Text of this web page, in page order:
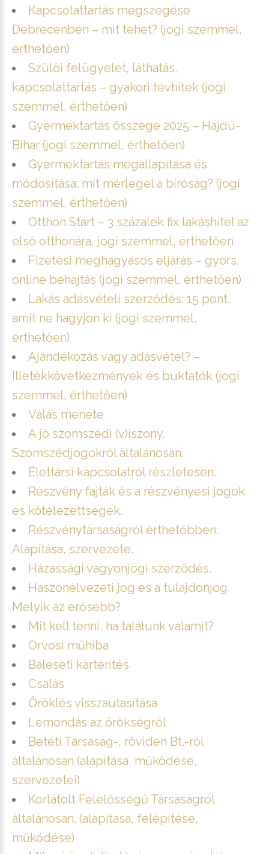
Kapcsolattartás megszegése
Debrecenben – mit tehet? (jogi szemmel,
érthetően)
Szülői felügyelet, láthatás,
kapcsolattartás – gyakori tévhitek (jogi
szemmel, érthetően)
Gyermektartás összege 2025 – Hajdú-
Bihar (jogi szemmel, érthetően)
Gyermektartás megállapítása és
módosítása: mit mérlegel a bíróság? (jogi
szemmel, érthetően)
Otthon Start – 3 százalék fix lakáshitel az
első otthonára, jogi szemmel, érthetően
Fizetési meghagyásos eljárás – gyors,
online behajtás (jogi szemmel, érthetően)
Lakás adásvételi szerződés: 15 pont,
amit ne hagyjon ki (jogi szemmel,
érthetően)
Ajándékozás vagy adásvétel? –
Illetékkövetkezmények és buktatók (jogi
szemmel, érthetően)
Válás menete
A jó szomszédi (v)iszony.
Szomszédjogokról általánosan.
Élettársi kapcsolatról részletesen.
Részvény fajták és a részvényesi jogok
és kötelezettségek.
Részvénytársaságról érthetőbben.
Alapítása, szervezete.
Házassági vagyonjogi szerződés.
Haszonélvezeti jog és a tulajdonjog.
Melyik az erősebb?
Mit kell tenni, ha találunk valamit?
Orvosi műhiba
Baleseti kártérítés
Csalás
Öröklés visszautasítása
Lemondás az örökségről
Betéti Társaság-, röviden Bt.-ről
általánosan (alapítása, működése,
szervezetei)
Korlátolt Felelősségű Társaságról
általánosan. (alapítása, felépítése,
működése)